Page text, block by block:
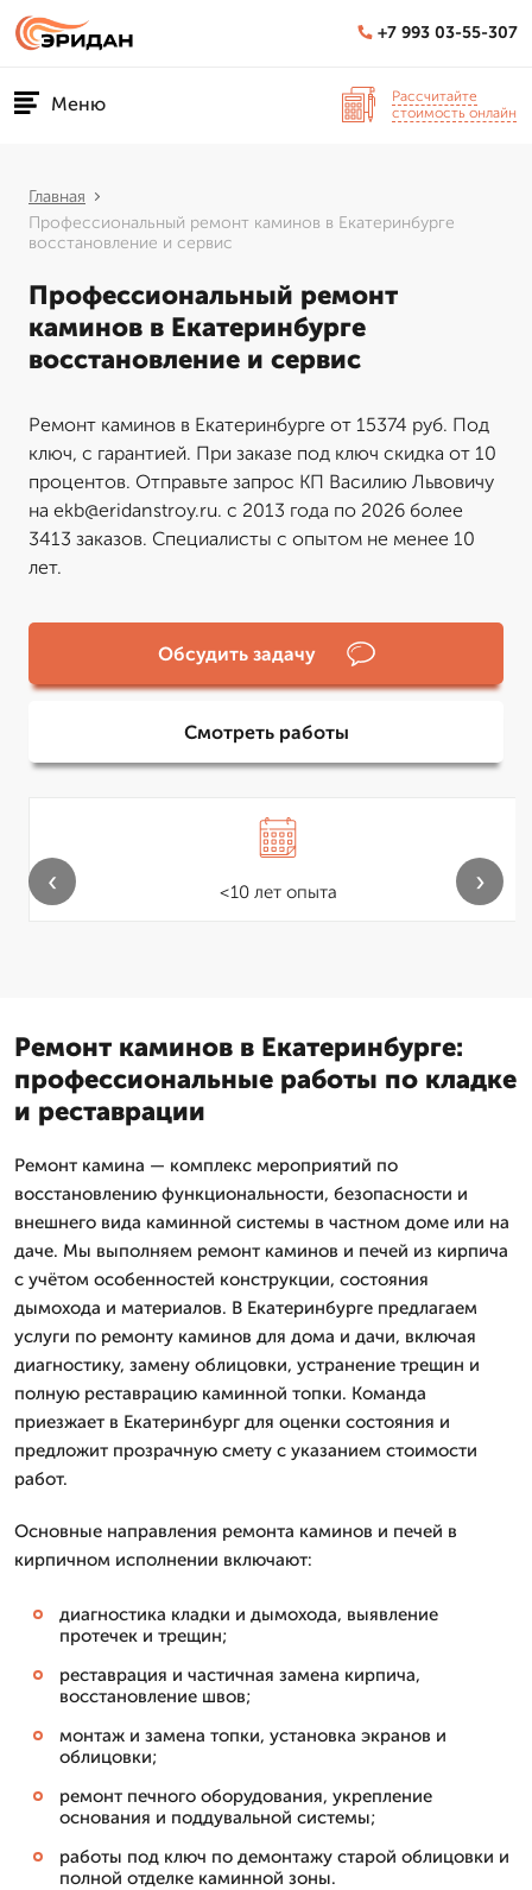
+7 993 03-55-307
Меню
Рассчитайте
стоимость онлайн
Главная
Профессиональный ремонт каминов в Екатеринбурге
восстановление и сервис
Профессиональный ремонт
каминов в Екатеринбурге
восстановление и сервис
Ремонт каминов в Екатеринбурге от 15374 руб. Под
ключ, с гарантией. При заказе под ключ скидка от 10
процентов. Отправьте запрос КП Василию Львовичу
на ekb@eridanstroy.ru. с 2013 года по 2026 более
3413 заказов. Специалисты с опытом не менее 10
лет.
Обсудить задачу
Смотреть работы
<10 лет опыта
‹ ›
Ремонт каминов в Екатеринбурге:
профессиональные работы по кладке
и реставрации
Ремонт камина — комплекс мероприятий по
восстановлению функциональности, безопасности и
внешнего вида каминной системы в частном доме или на
даче. Мы выполняем ремонт каминов и печей из кирпича
с учётом особенностей конструкции, состояния
дымохода и материалов. В Екатеринбурге предлагаем
услуги по ремонту каминов для дома и дачи, включая
диагностику, замену облицовки, устранение трещин и
полную реставрацию каминной топки. Команда
приезжает в Екатеринбург для оценки состояния и
предложит прозрачную смету с указанием стоимости
работ.
Основные направления ремонта каминов и печей в
кирпичном исполнении включают:
диагностика кладки и дымохода, выявление
протечек и трещин;
реставрация и частичная замена кирпича,
восстановление швов;
монтаж и замена топки, установка экранов и
облицовки;
ремонт печного оборудования, укрепление
основания и поддувальной системы;
работы под ключ по демонтажу старой облицовки и
полной отделке каминной зоны.